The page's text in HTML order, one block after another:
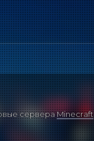
сервераMinecraft